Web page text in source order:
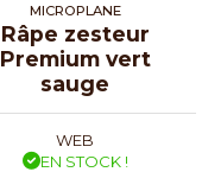
MICROPLANE
Râpe zesteur
Premium vert
sauge
WEB
EN STOCK !